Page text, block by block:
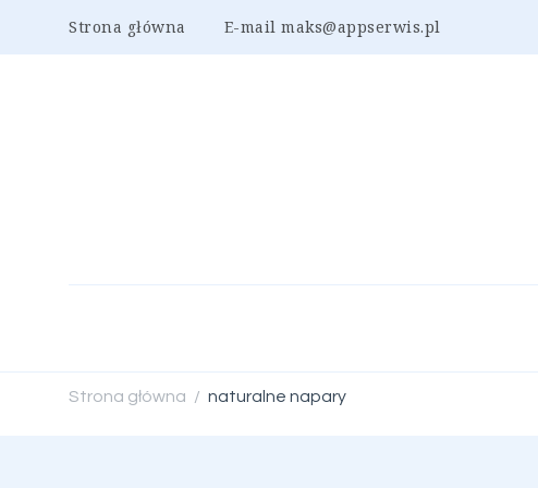
Strona główna E-mail maks@appserwis.pl
Strona główna / naturalne napary